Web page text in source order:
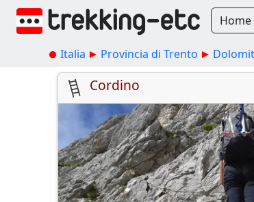
Home
Italia Provincia di Trento
Cordino